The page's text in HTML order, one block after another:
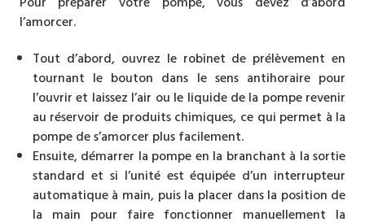
l’amorcer.
Tout d’abord, ouvrez le robinet de prélèvement en
tournant le bouton dans le sens antihoraire pour
l’ouvrir et laissez l’air ou le liquide de la pompe revenir
au réservoir de produits chimiques, ce qui permet à la
pompe de s’amorcer plus facilement.
Ensuite, démarrer la pompe en la branchant à la sortie
standard et si l’unité est équipée d’un interrupteur
automatique à main, puis la placer dans la position de
la main pour faire fonctionner manuellement la